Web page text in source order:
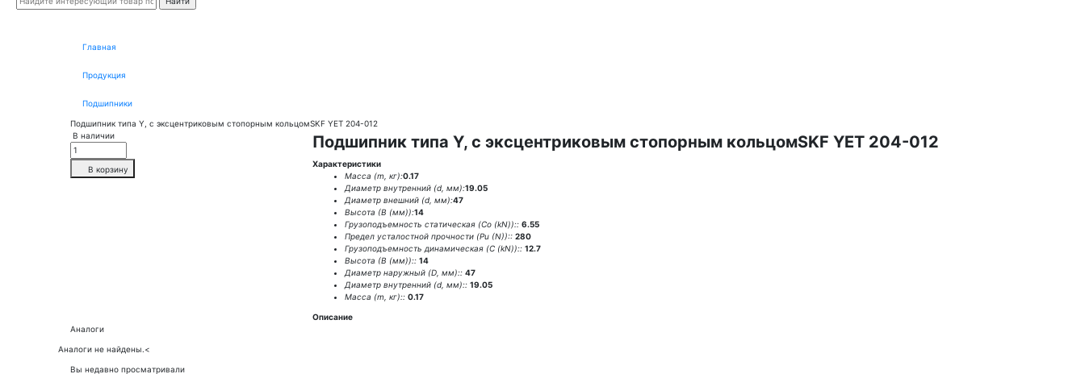
Главная
Продукция
Подшипники
Подшипник типа Y, с эксцентриковым стопорным кольцомSKF YET 204-012
В наличии
В корзину
Подшипник типа Y, с эксцентриковым стопорным кольцомSKF YET 204-012
Характеристики
Масса (m, кг):0.17
Диаметр внутренний (d, мм):19.05
Диаметр внешний (d, мм):47
Высота (В (мм)):14
Грузоподъемность статическая (Co (kN)):: 6.55
Предел усталостной прочности (Pu (N)):: 280
Грузоподъемность динамическая (C (kN)):: 12.7
Высота (В (мм)):: 14
Диаметр наружный (D, мм):: 47
Диаметр внутренний (d, мм):: 19.05
Масса (m, кг):: 0.17
Описание
Аналоги
Аналоги не найдены.<
Вы недавно просматривали